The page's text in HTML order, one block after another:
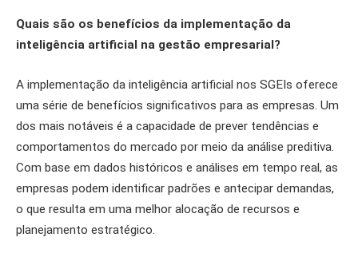
Quais são os benefícios da implementação da
inteligência artificial na gestão empresarial?
A implementação da inteligência artificial nos SGEIs oferece
uma série de benefícios significativos para as empresas. Um
dos mais notáveis é a capacidade de prever tendências e
comportamentos do mercado por meio da análise preditiva.
Com base em dados históricos e análises em tempo real, as
empresas podem identificar padrões e antecipar demandas,
o que resulta em uma melhor alocação de recursos e
planejamento estratégico.